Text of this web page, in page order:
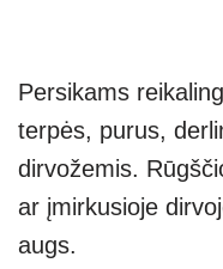
Persikams
terpės, purus,
dirvožemis.
ar įmirkusioje
augs.